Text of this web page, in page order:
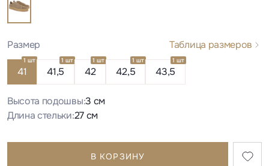
Размер Таблица размеров
41
1 шт
41,5
1 шт
42
1 шт
42,5
1 шт
43,5
1 шт
Высота подошвы:3 см
Длина стельки:27 см
В КОРЗИНУ